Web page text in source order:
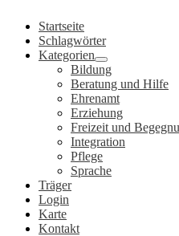
Inhalt
springen
Startseite
Schlagwörter
Kategorien
Bildung
Beratung und Hilfe
Ehrenamt
Erziehung
Freizeit und
Integration
Pflege
Sprache
Träger
Login
Karte
Kontakt